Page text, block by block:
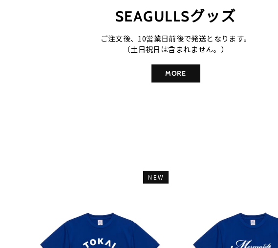
SEAGULLSグッズ
ご注文後、10営業日前後で発送となります。
（土日祝日は含まれません。）
MORE
NEW